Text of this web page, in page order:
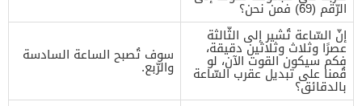
الرّقم (69) فمن نحن؟
إنّ السّاعة تُشير إلى الثّالثة
عصرًا وثلاث وثلاثين دقيقة،
فكم سيكون القوت الآن، لو
قُمنا على تبديل عقرب السّاعة
بالدقائق؟
سوف تُصبح الساعة السادسة
والرّبع.